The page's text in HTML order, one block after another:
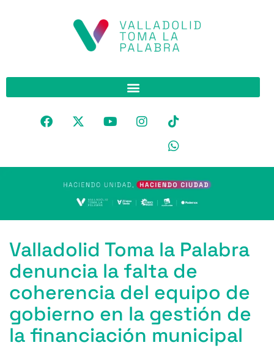
Valladolid Toma la Palabra
denuncia la falta de
coherencia del equipo de
gobierno en la gestión de
la financiación municipal